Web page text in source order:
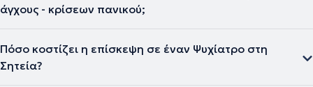
άγχους - κρίσεων πανικού;
Πόσο κοστίζει η επίσκεψη σε έναν Ψυχίατρο στη
Σητεία?